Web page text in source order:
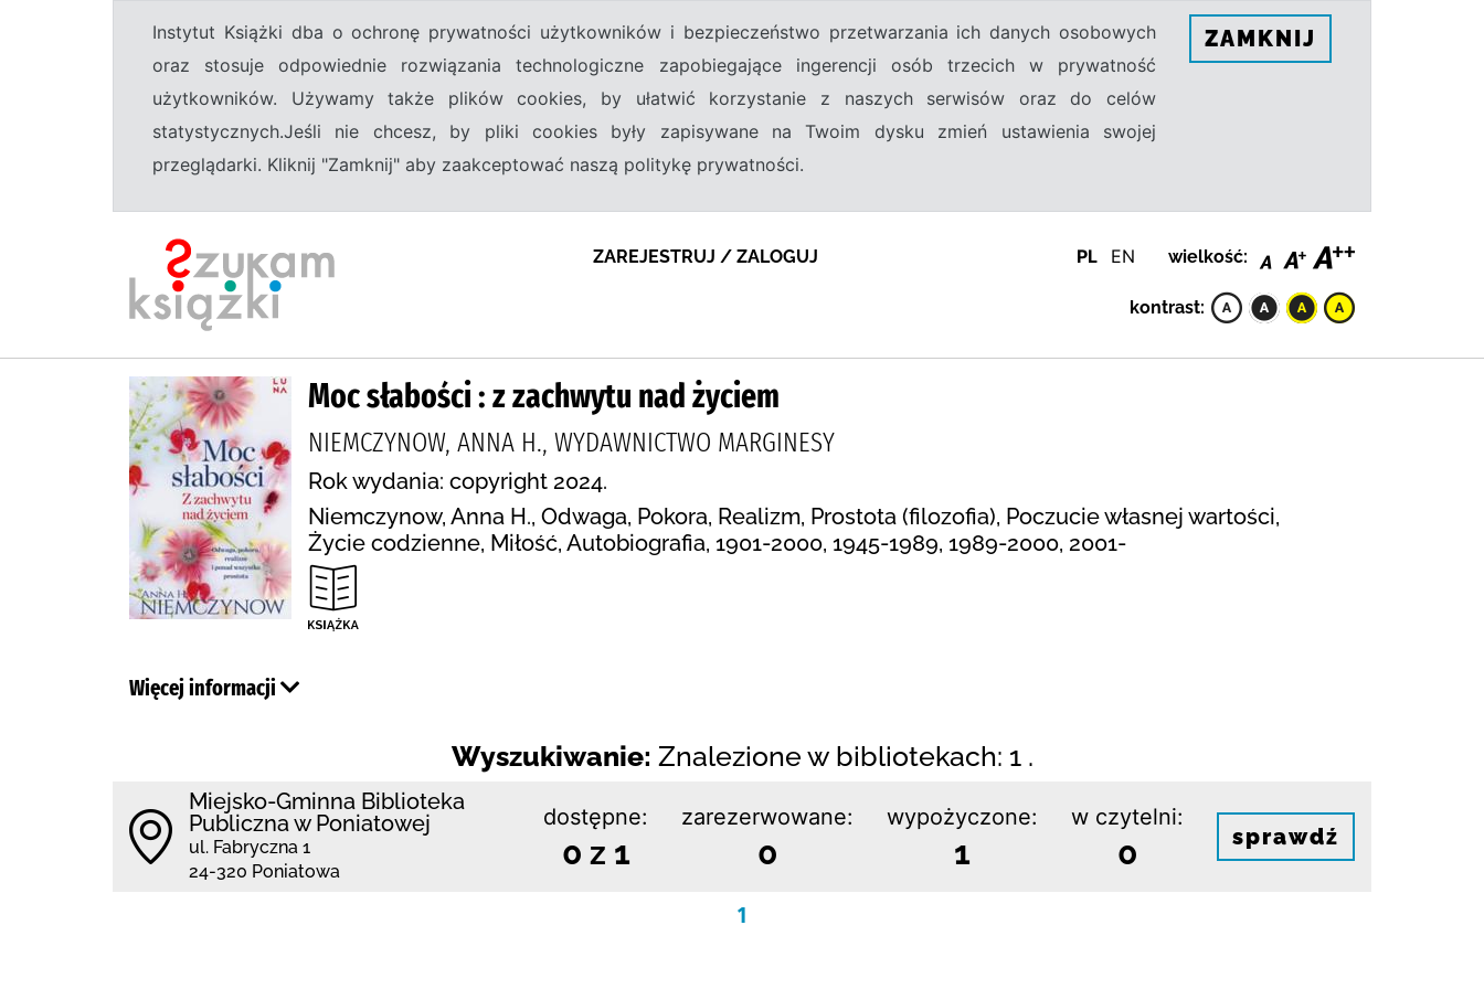
Instytut Książki dba o ochronę prywatności użytkowników i bezpieczeństwo przetwarzania ich danych osobowych
oraz stosuje odpowiednie rozwiązania technologiczne zapobiegające ingerencji osób trzecich w prywatność
użytkowników. Używamy także plików cookies, by ułatwić korzystanie z naszych serwisów oraz do celów
statystycznych.Jeśli nie chcesz, by pliki cookies były zapisywane na Twoim dysku zmień ustawienia swojej
przeglądarki. Kliknij "Zamknij" aby zaakceptować naszą politykę prywatności.
ZAMKNIJ
ZAREJESTRUJ / ZALOGUJ PL EN wielkość:
kontrast:
Moc słabości : z zachwytu nad życiem
NIEMCZYNOW, ANNA H., WYDAWNICTWO MARGINESY
Rok wydania: copyright 2024.
Niemczynow, Anna H., Odwaga, Pokora, Realizm, Prostota (filozofia), Poczucie własnej wartości,
Życie codzienne, Miłość, Autobiografia, 1901-2000, 1945-1989, 1989-2000, 2001-
Więcej informacji
Wyszukiwanie: Znalezione w bibliotekach: 1 .
Miejsko-Gminna Biblioteka
Publiczna w Poniatowej
ul. Fabryczna 1
24-320 Poniatowa
dostępne:
0 z 1
zarezerwowane:
0
wypożyczone:
1
w czytelni:
0 sprawdź
1